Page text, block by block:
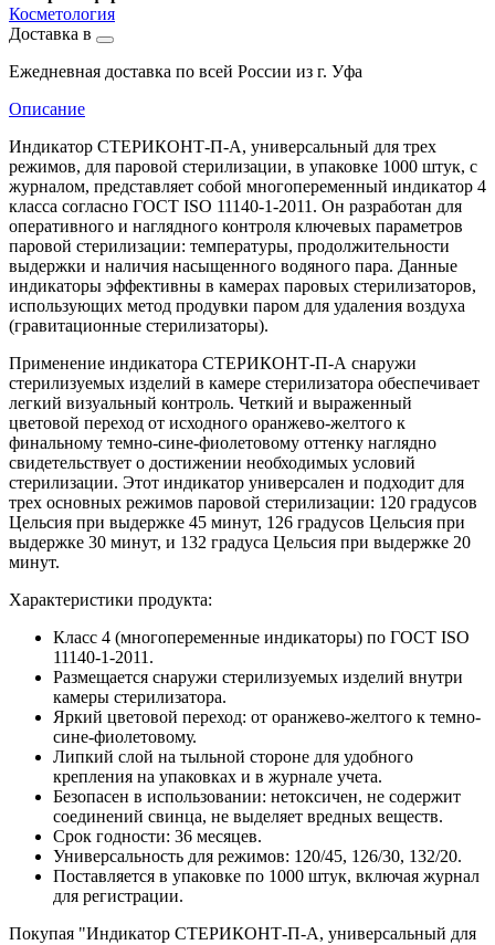
Косметология
Доставка в
Ежедневная доставка по всей России из г. Уфа
Описание
Индикатор СТЕРИКОНТ-П-А, универсальный для трех
режимов, для паровой стерилизации, в упаковке 1000 штук, с
журналом, представляет собой многопеременный индикатор 4
класса согласно ГОСТ ISO 11140-1-2011. Он разработан для
оперативного и наглядного контроля ключевых параметров
паровой стерилизации: температуры, продолжительности
выдержки и наличия насыщенного водяного пара. Данные
индикаторы эффективны в камерах паровых стерилизаторов,
использующих метод продувки паром для удаления воздуха
(гравитационные стерилизаторы).
Применение индикатора СТЕРИКОНТ-П-А снаружи
стерилизуемых изделий в камере стерилизатора обеспечивает
легкий визуальный контроль. Четкий и выраженный
цветовой переход от исходного оранжево-желтого к
финальному темно-сине-фиолетовому оттенку наглядно
свидетельствует о достижении необходимых условий
стерилизации. Этот индикатор универсален и подходит для
трех основных режимов паровой стерилизации: 120 градусов
Цельсия при выдержке 45 минут, 126 градусов Цельсия при
выдержке 30 минут, и 132 градуса Цельсия при выдержке 20
минут.
Характеристики продукта:
Класс 4 (многопеременные индикаторы) по ГОСТ ISO
11140-1-2011.
Размещается снаружи стерилизуемых изделий внутри
камеры стерилизатора.
Яркий цветовой переход: от оранжево-желтого к темно-
сине-фиолетовому.
Липкий слой на тыльной стороне для удобного
крепления на упаковках и в журнале учета.
Безопасен в использовании: нетоксичен, не содержит
соединений свинца, не выделяет вредных веществ.
Срок годности: 36 месяцев.
Универсальность для режимов: 120/45, 126/30, 132/20.
Поставляется в упаковке по 1000 штук, включая журнал
для регистрации.
Покупая "Индикатор СТЕРИКОНТ-П-А, универсальный для